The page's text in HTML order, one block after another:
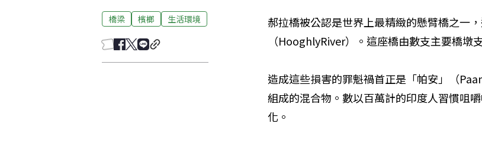
橋梁 檳榔 生活環境
郝拉橋被公認是世界上最精緻的懸臂橋之一
（HooghlyRiver）。這座橋由數支主要橋墩
造成這些損害的罪魁禍首正是「帕安」（
組成的混合物。數以百萬計的印度人習慣咀
化。